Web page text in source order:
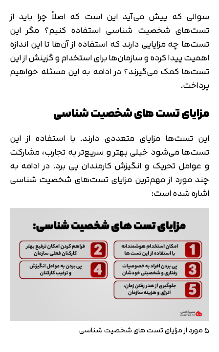
سوالی که پیش می‌آید این است که اصلاً چرا باید از
تست‌های شخصیت شناسی استفاده کنیم؟ مگر این
تست‌ها چه مزایایی دارند که استفاده از آن‌ها تا این اندازه
اهمیت پیدا کرده و سازمان‌ها برای استخدام و گزینش از این
تست‌ها کمک می‌گیرند؟ در ادامه به این مسئله خواهیم
پرداخت.
مزایای تست های شخصیت شناسی
این تست‌ها مزایای متعددی دارند. با استفاده از این
تست‌ها می‌شود خیلی بهتر و سریع‌تر به تجارب، مشارکت
و عوامل تحریک و انگیزش کارمندان پی برد. در ادامه به
چند مورد از مهم‌ترین مزایای تست‌های شخصیت شناسی
اشاره شده است:
۵ مورد از مزایای تست های شخصیت شناسی